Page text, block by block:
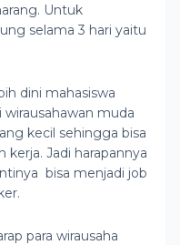
Untuk
selama 3 hari yaitu
dini mahasiswa
muda
kecil sehingga bisa
Jadi harapannya
bisa menjadi job
para wirausaha